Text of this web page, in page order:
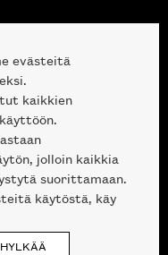
evästeitä
kaikkien
jolloin kaikkia
suorittamaan.
käytöstä, käy
HYLKÄÄ